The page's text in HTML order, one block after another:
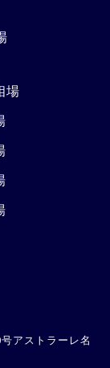
場
アストラーレ名